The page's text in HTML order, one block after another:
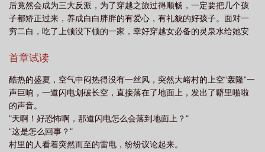
后竟然会成为三大反派，为了穿越之旅过得顺畅，一定要把几个孩
子都矫正过来，养成白白胖胖的有爱心，有礼貌的好孩子。面对一
穷二白，吃了上顿没下顿的一家，幸好穿越女必备的灵泉水给她安
首章试读
酷热的盛夏，空气中闷热得没有一丝风，突然大峪村的上空“轰隆”一
声巨响，一道闪电划破长空，直接落在了地面上，发出了噼里啪啦
的声音。
"天啊！好恐怖啊，那道闪电怎么会落到地面上？"
“这是怎么回事？"
村里的人看着突然而至的雷电，纷纷议论起来。